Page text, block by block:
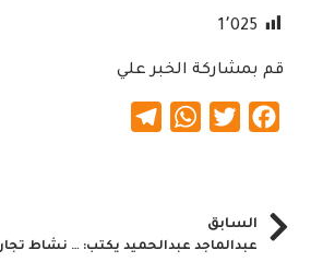
1٬025
قم بمشاركة الخبر علي
Facebook
Twitter
WhatsApp
السابق
عبدالماجد عبدالحميد يكتب: بروف غندور